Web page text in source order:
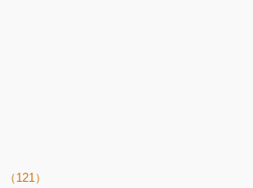
（121）